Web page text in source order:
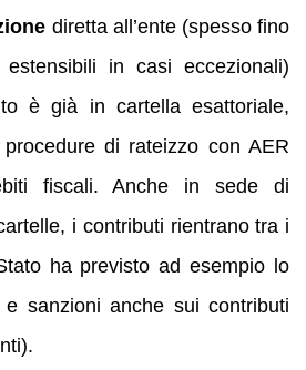
diretta all’ente (spesso fino
in casi eccezionali)
è già in cartella esattoriale,
di rateizzo con AER
fiscali. Anche in sede di
i contributi rientrano tra i
ha previsto ad esempio lo
sanzioni anche sui contributi